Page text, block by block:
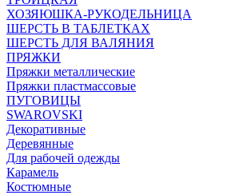
ХОЗЯЮШКА-РУКОДЕЛЬНИЦА
ШЕРСТЬ В ТАБЛЕТКАХ
ШЕРСТЬ ДЛЯ ВАЛЯНИЯ
ПРЯЖКИ
Пряжки металлические
Пряжки пластмассовые
ПУГОВИЦЫ
SWAROVSKI
Декоративные
Деревянные
Для рабочей одежды
Карамель
Костюмные